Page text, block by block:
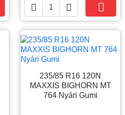
  
235/85 R16 120N
MAXXIS BIGHORN MT
764 Nyári Gumi